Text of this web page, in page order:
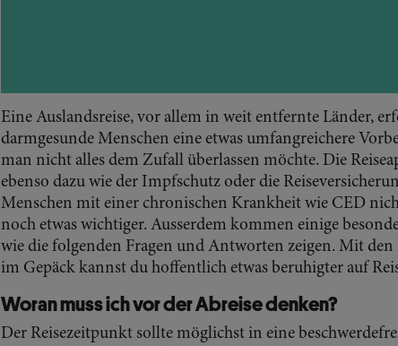
Eine Auslandsreise, vor allem in weit entfernte Länder,
darmgesunde Menschen eine etwas umfangreichere
man nicht alles dem Zufall überlassen möchte. Die
ebenso dazu wie der Impfschutz oder die
Menschen mit einer chronischen Krankheit wie CED
noch etwas wichtiger. Ausserdem kommen einige
wie die folgenden Fragen und Antworten zeigen. Mit
im Gepäck kannst du hoffentlich etwas beruhigter auf
Woran muss ich vor der Abreise denken?
Der Reisezeitpunkt sollte möglichst in eine